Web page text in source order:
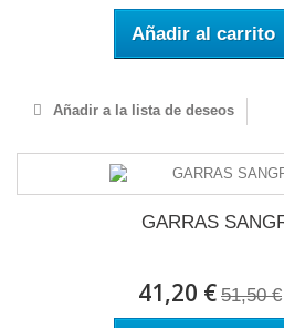
Añadir al carrito
Añadir a la lista de deseos
GARRAS
41,20 € 51,50 €